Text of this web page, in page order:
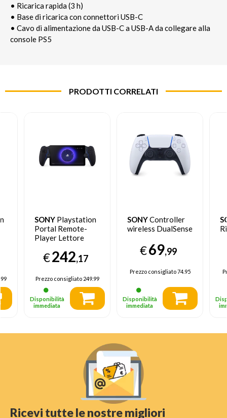
• Ricarica rapida (3 h)
• Base di ricarica con connettori USB-C
• Cavo di alimentazione da USB-C a USB-A da collegare alla
console PS5
PRODOTTI CORRELATI
SONY Playstation
Portal Remote-
Player Lettore
€242,17
Prezzo consigliato249.99
Disponibilità
immediata
SONYController
wireless DualSense
€69,99
Prezzo consigliato74.95
Disponibilità
immediata
Ricevi tutte le nostre migliori